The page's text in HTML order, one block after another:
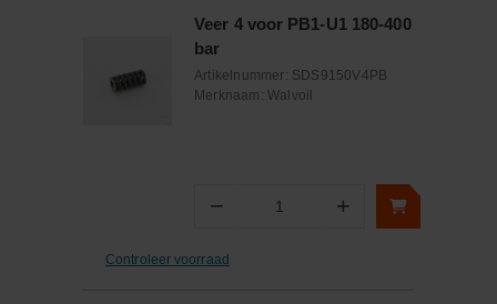
Veer 4 voor PB1-U1 180-400
bar
Artikelnummer: SDS9150V4PB
Merknaam: Walvoil
− Aantal +
Controleer voorraad